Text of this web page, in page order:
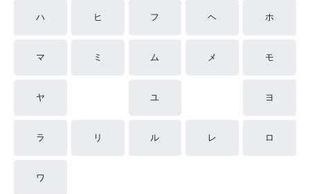
ハ ヒ フ ヘ ホ
マ ミ ム メ モ
ヤ ユ ヨ
ラ リ ル レ ロ
ワ